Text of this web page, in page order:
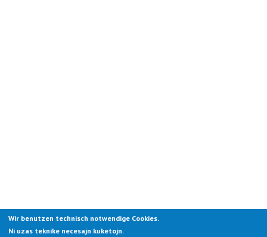
Wir benutzen technisch notwendige Cookies.
Ni uzas teknike necesajn kuketojn.